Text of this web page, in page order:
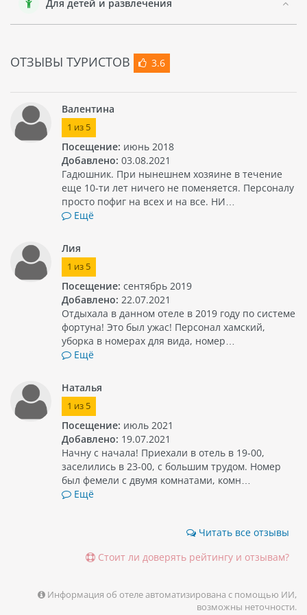
отеле также имеется круглосуточное обслуживание
номеров и услуги прачечной.
Для детей и развлечения
ОТЗЫВЫ ТУРИСТОВ 3.6
Валентина
1 из 5
Посещение: июнь 2018
Добавлено: 03.08.2021
Гадюшник. При нынешнем хозяине в течение
еще 10-ти лет ничего не поменяется. Персоналу
просто пофиг на всех и на все. НИ…
Ещё
Лия
1 из 5
Посещение: сентябрь 2019
Добавлено: 22.07.2021
Отдыхала в данном отеле в 2019 году по системе
фортуна! Это был ужас! Персонал хамский,
уборка в номерах для вида, номер…
Ещё
Наталья
1 из 5
Посещение: июль 2021
Добавлено: 19.07.2021
Начну с начала! Приехали в отель в 19-00,
заселились в 23-00, с большим трудом. Номер
был фемели с двумя комнатами, комн…
Ещё
Читать все отзывы
Стоит ли доверять рейтингу и отзывам?
Информация об отеле автоматизирована с помощью ИИ,
возможны неточности.